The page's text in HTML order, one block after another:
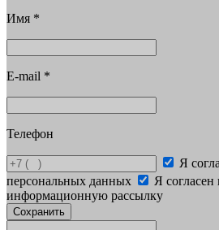
Имя *
E-mail *
Телефон
Я
персональных данных
Я согласен
информационную рассылку
Сохранить